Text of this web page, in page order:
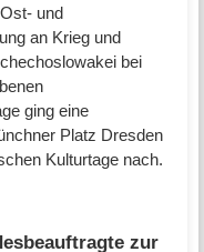
und
an Krieg und
bei
ging eine
Platz Dresden
Kulturtage nach.
zur